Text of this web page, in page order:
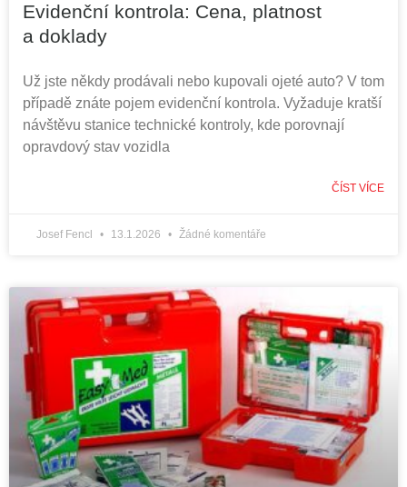
Evidenční kontrola: Cena, platnost
a doklady
Už jste někdy prodávali nebo kupovali ojeté auto? V tom
případě znáte pojem evidenční kontrola. Vyžaduje kratší
návštěvu stanice technické kontroly, kde porovnají
opravdový stav vozidla
ČÍST VÍCE
Josef Fencl 13.1.2026 Žádné komentáře